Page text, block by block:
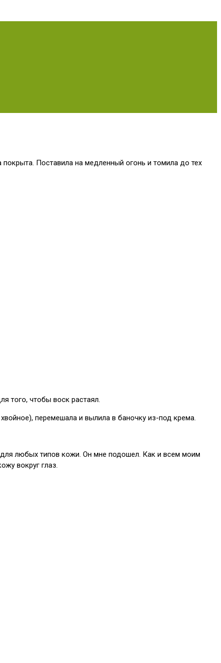
Поставила на медленный огонь и томила до тех
того, чтобы воск растаял.
перемешала и вылила в баночку из-под крема.
для любых типов кожи. Он мне подошел. Как и всем моим
вокруг глаз.